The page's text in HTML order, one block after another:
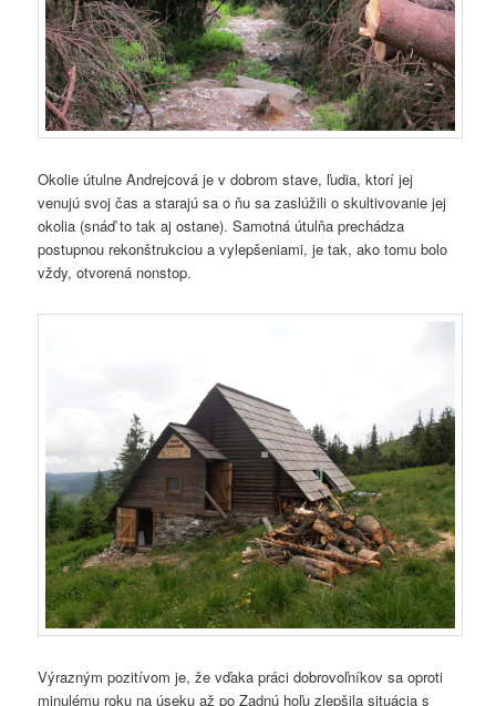
Okolie útulne Andrejcová je v dobrom stave, ľudia, ktorí jej
venujú svoj čas a starajú sa o ňu sa zaslúžili o skultivovanie jej
okolia (snáď to tak aj ostane). Samotná útulňa prechádza
postupnou rekonštrukciou a vylepšeniami, je tak, ako tomu bolo
vždy, otvorená nonstop.
Výrazným pozitívom je, že vďaka práci dobrovoľníkov sa oproti
minulému roku na úseku až po Zadnú hoľu zlepšila situácia s